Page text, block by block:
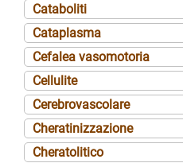
Cataboliti
Cataplasma
Cefalea vasomotoria
Cellulite
Cerebrovascolare
Cheratinizzazione
Cheratolitico